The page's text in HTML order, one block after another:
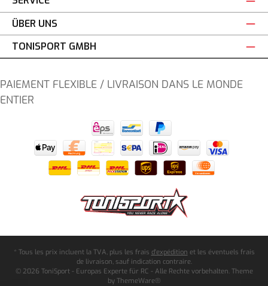
ÜBER UNS
TONISPORT GMBH
PAIEMENT FLEXIBLE / LIVRAISON DANS LE MONDE
ENTIER
* Tous les prix incluent la TVA, plus les frais d'expédition et les éventuels frais
de livraison, sauf indication contraire.
© 2026 ToniSport - Europas Experte für RC - Alle Rechte vorbehalten. Theme
by ThemeWare®